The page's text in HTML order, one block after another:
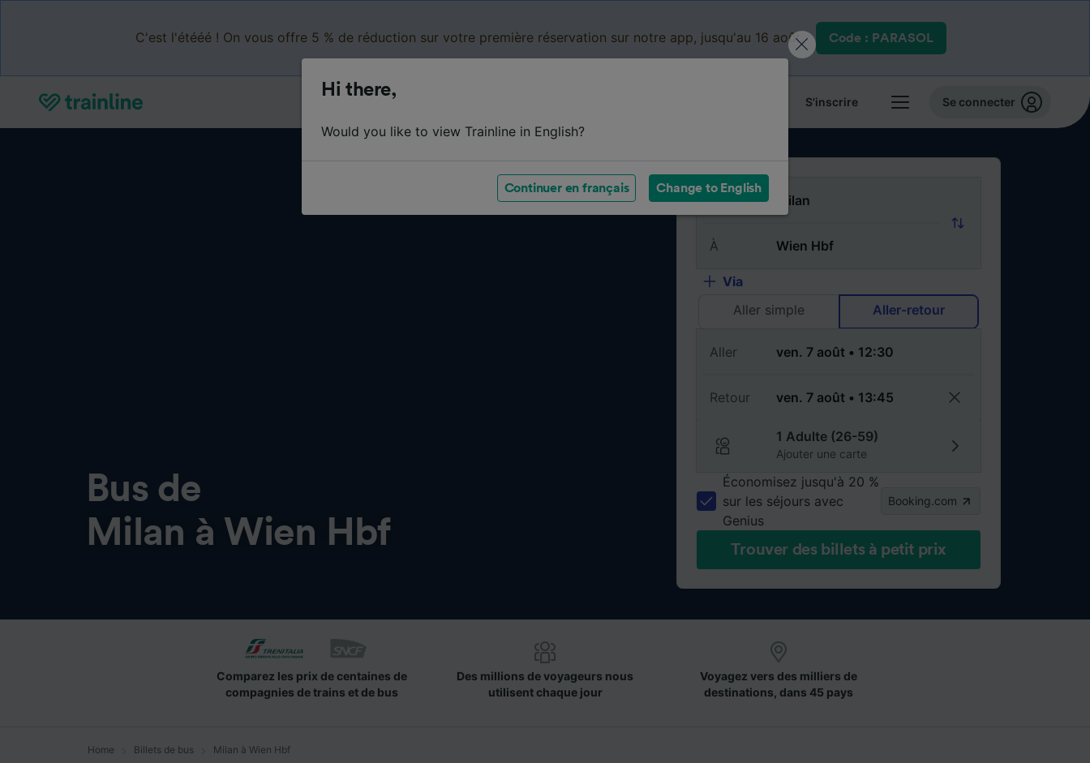
C'est l'étééé ! On vous offre 5 % de réduction sur votre première réservation sur notre app, jusqu'au 16 août. Code : PARASOL
S'inscrire Se connecter
Bus de
Milan à Wien Hbf
De
À
Via
Aller simple
Aller-retour
Aller
Retour
1 Adulte (26-59)
Ajouter une carte
Économisez jusqu'à 20 %
sur les séjours avec
Genius
Booking.com
Trouver des billets à petit prix
Comparez les prix de centaines de
compagnies de trains et de bus
Des millions de voyageurs nous
utilisent chaque jour
Voyagez vers des milliers de
destinations, dans 45 pays
Home Billets de bus Milan à Wien Hbf
Hi there,
Would you like to view Trainline in English?
Continuer en français Change to English